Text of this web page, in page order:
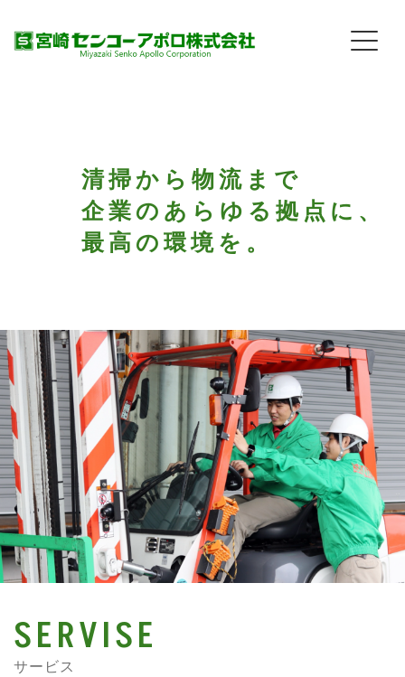
清掃から物流まで
企業のあらゆる拠点に、
最高の環境を。
SERVISE
サービス